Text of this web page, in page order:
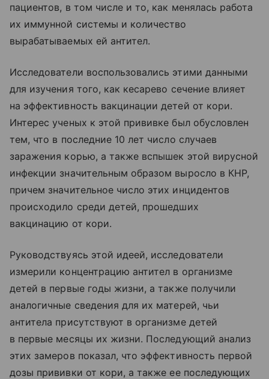
пациентов, в том числе и то, как менялась работа
их иммунной системы и количество
вырабатываемых ей антител.
Исследователи воспользовались этими данными
для изучения того, как кесарево сечение влияет
на эффективность вакцинации детей от кори.
Интерес ученых к этой прививке был обусловлен
тем, что в последние 10 лет число случаев
заражения корью, а также вспышек этой вирусной
инфекции значительным образом выросло в КНР,
причем значительное число этих инцидентов
происходило среди детей, прошедших
вакцинацию от кори.
Руководствуясь этой идеей, исследователи
измерили концентрацию антител в организме
детей в первые годы жизни, а также получили
аналогичные сведения для их матерей, чьи
антитела присутствуют в организме детей
в первые месяцы их жизни. Последующий анализ
этих замеров показал, что эффективность первой
дозы прививки от кори, а также ее последующих